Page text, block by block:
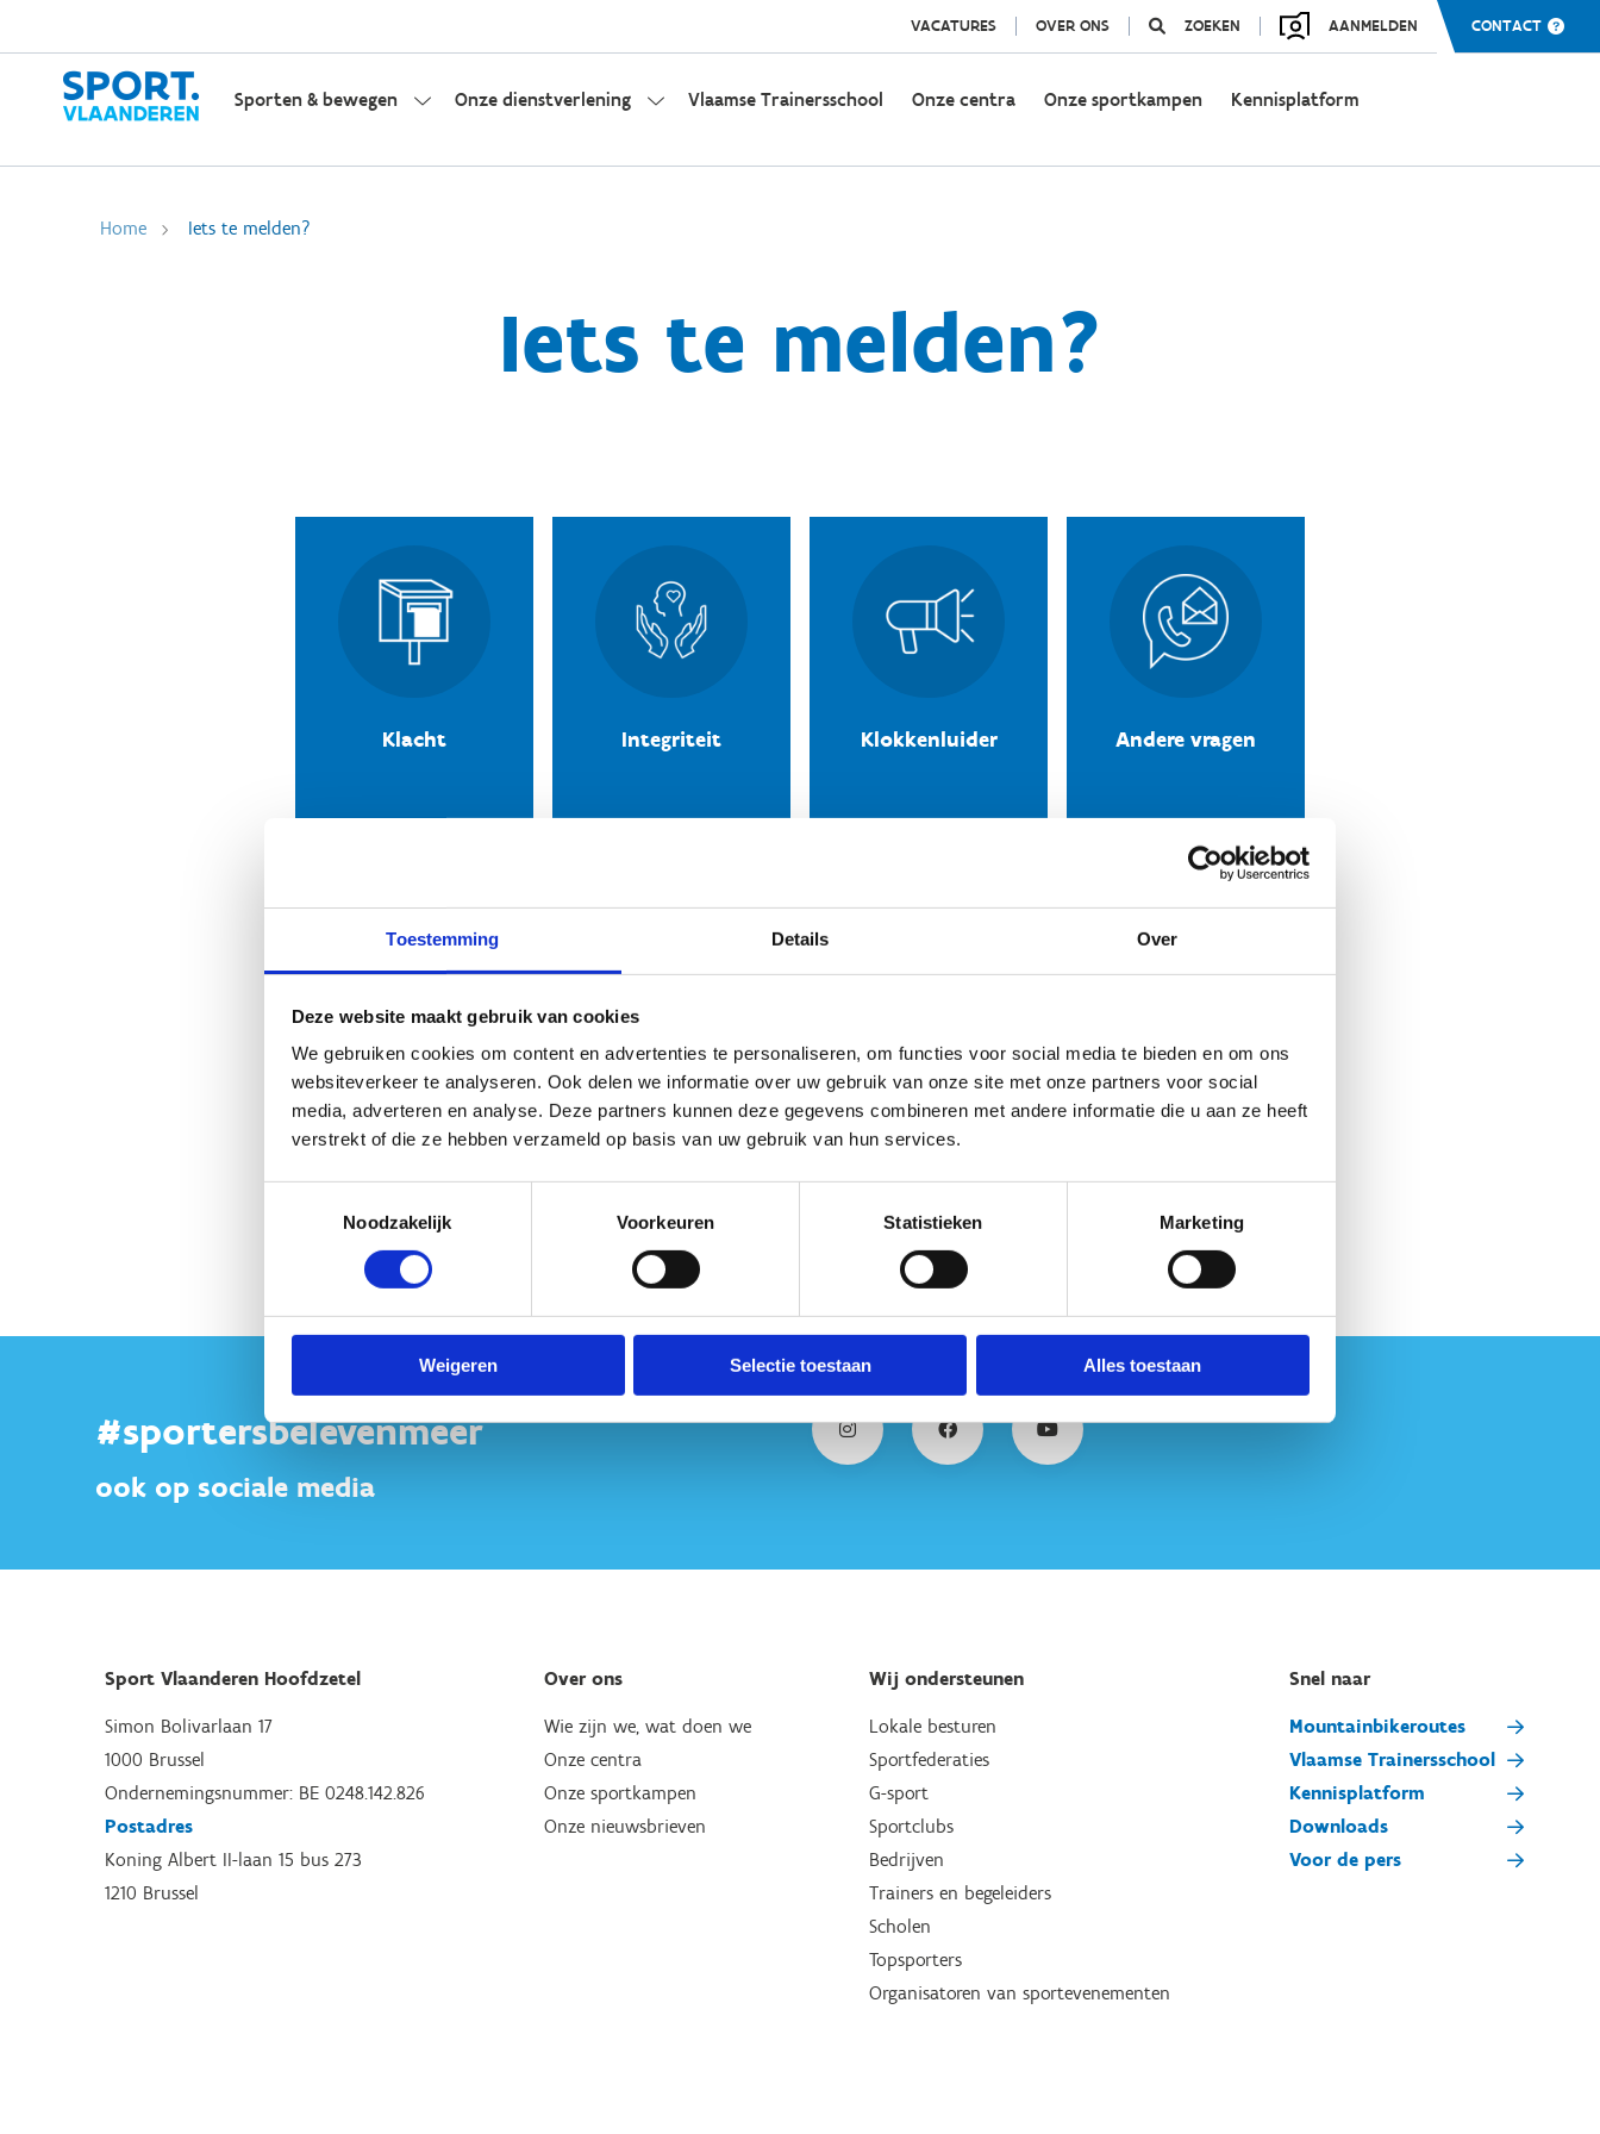
Toestemming Details Over
Deze website maakt gebruik van cookies
We gebruiken cookies om content en advertenties te personaliseren, om functies voor social media te bieden en om ons
websiteverkeer te analyseren. Ook delen we informatie over uw gebruik van onze site met onze partners voor social
media, adverteren en analyse. Deze partners kunnen deze gegevens combineren met andere informatie die u aan ze heeft
verstrekt of die ze hebben verzameld op basis van uw gebruik van hun services.
Noodzakelijk
Voorkeuren Statistieken Marketing
Weigeren Selectie toestaan Alles toestaan
VACATURES OVER ONS ZOEKEN AANMELDEN CONTACT
Sporten & bewegen Onze dienstverlening Vlaamse Trainersschool Onze centra Onze sportkampen Kennisplatform
Home Iets te melden?
Iets te melden?
Klacht Integriteit Klokkenluider Andere vragen
Dopingmisbruik Sportfraude
#sportersbelevenmeer
ook op sociale media
Sport Vlaanderen Hoofdzetel
Simon Bolivarlaan 17
1000 Brussel
Ondernemingsnummer: BE 0248.142.826
Postadres
Koning Albert II-laan 15 bus 273
1210 Brussel
Over ons
Wie zijn we, wat doen we
Onze centra
Onze sportkampen
Onze nieuwsbrieven
Wij ondersteunen
Lokale besturen
Sportfederaties
G-sport
Sportclubs
Bedrijven
Trainers en begeleiders
Scholen
Topsporters
Organisatoren van sportevenementen
Snel naar
Mountainbikeroutes
Vlaamse Trainersschool
Kennisplatform
Downloads
Voor de pers